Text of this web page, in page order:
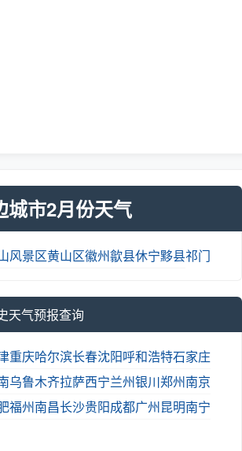
城市2月份天气
风景区黄山区徽州歙县休宁黟县祁门
天气预报查询
重庆哈尔滨长春沈阳呼和浩特石家庄
乌鲁木齐拉萨西宁兰州银川郑州南京
福州南昌长沙贵阳成都广州昆明南宁